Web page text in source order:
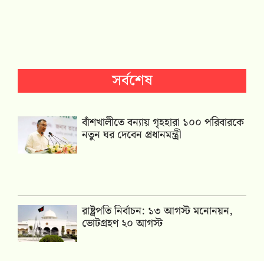
সর্বশেষ
বাঁশখালীতে বন্যায় গৃহহারা ১০০ পরিবারকে
নতুন ঘর দেবেন প্রধানমন্ত্রী
রাষ্ট্রপতি নির্বাচন: ১৩ আগস্ট মনোনয়ন,
ভোটগ্রহণ ২০ আগস্ট